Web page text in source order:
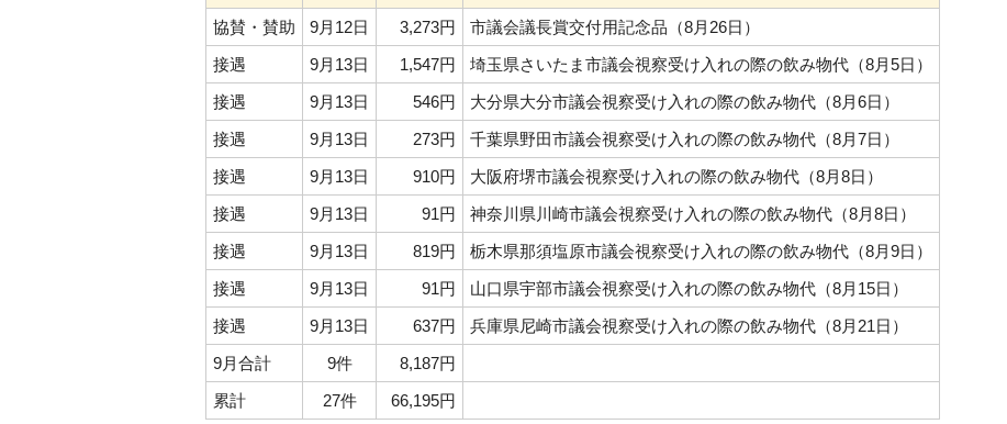
協賛・賛助
9月12日 3,273円
市議会議長賞交付用記念品（8月26日）
接遇
9月13日 1,547円
埼玉県さいたま市議会視察受け入れの際の飲み物代（8月5日）
接遇
9月13日 546円
大分県大分市議会視察受け入れの際の飲み物代（8月6日）
接遇
9月13日 273円
千葉県野田市議会視察受け入れの際の飲み物代（8月7日）
接遇
9月13日 910円
大阪府堺市議会視察受け入れの際の飲み物代（8月8日）
接遇
9月13日 91円
神奈川県川崎市議会視察受け入れの際の飲み物代（8月8日）
接遇
9月13日 819円
栃木県那須塩原市議会視察受け入れの際の飲み物代（8月9日）
接遇
9月13日 91円
山口県宇部市議会視察受け入れの際の飲み物代（8月15日）
接遇
9月13日 637円
兵庫県尼崎市議会視察受け入れの際の飲み物代（8月21日）
9月合計
9件
8,187円
累計
27件 66,195円